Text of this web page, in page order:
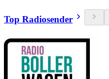
Top Radiosender